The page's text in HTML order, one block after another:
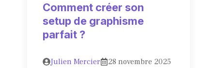
Comment créer son
setup de graphisme
parfait ?
Julien Mercier
28 novembre 2025